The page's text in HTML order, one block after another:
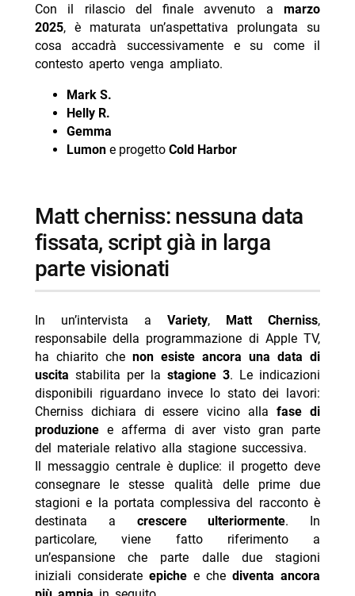
Con il rilascio del finale avvenuto amarzo
2025, è maturata un’aspettativa prolungata su
cosa accadrà successivamente e su come il
contesto aperto venga ampliato.
Mark S.
Helly R.
Gemma
Lumone progetto Cold Harbor
matt cherniss: nessuna data
fissata, script già in larga
parte visionati
In un’intervista aVariety, Matt Cherniss,
responsabile della programmazione di Apple TV,
ha chiarito che non esiste ancora una data di
uscita stabilita per lastagione 3. Le indicazioni
disponibili riguardano invece lo stato dei lavori:
Cherniss dichiara di essere vicino alla fase di
produzionee afferma di aver visto gran parte
del materiale relativo alla stagione successiva.
Il messaggio centrale è duplice: il progetto deve
consegnare le stesse qualità delle prime due
stagioni e la portata complessiva del racconto è
destinata a crescere ulteriormente. In
particolare, viene fatto riferimento a
un’espansione che parte dalle due stagioni
iniziali considerate epichee chediventa ancora